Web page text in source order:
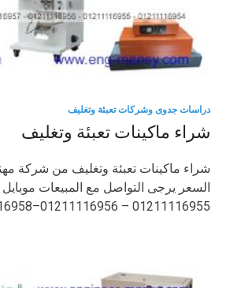
دراسات جدوى وشركات تعبئة وتغليف
شراء ماكينات تعبئة وتغليف
شراء ماكينات تعبئة وتغليف من شركة
01211116955 – 01211116956–01211116958 …